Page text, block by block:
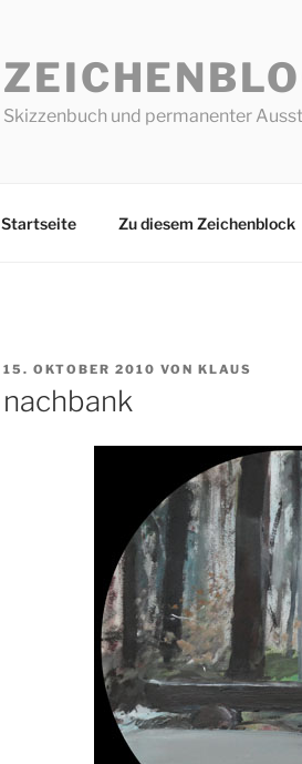
Skizzenbuch und permanenter
Startseite Zu diesem Zeichenblock
VERÖFFENTLICHT
15. OKTOBER 2010 VON KLAUS
nachbank